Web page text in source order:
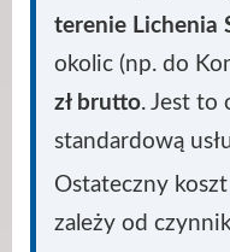
terenie Lichenia
okolic (np. do
zł brutto. Jest to
standardową
Ostateczny
zależy od